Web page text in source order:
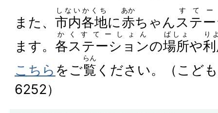
また、 市内
しない
各地
かくち
に赤
あか
ちゃんステ
すて
ます。 各ステーション
かくすてーしょん
の場所
ばしょ
や
り
こちら をご覧
らん
ください。（こども
6252）